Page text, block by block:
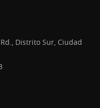
Distrito Sur, Ciudad